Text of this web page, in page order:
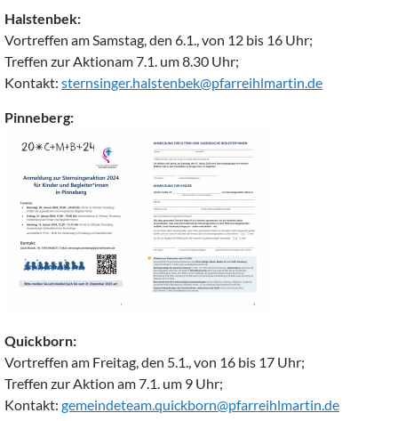
Halstenbek:
Vortreffen am Samstag, den 6.1., von 12 bis 16 Uhr;
Treffen zur Aktionam 7.1. um 8.30 Uhr;
Kontakt: sternsinger.halstenbek@pfarreihlmartin.de
Pinneberg:
Quickborn:
Vortreffen am Freitag, den 5.1., von 16 bis 17 Uhr;
Treffen zur Aktion am 7.1. um 9 Uhr;
Kontakt: gemeindeteam.quickborn@pfarreihlmartin.de